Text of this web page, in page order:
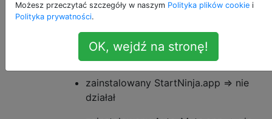
(Używam 13-calowego MacBooka Pro z
końca 2014 roku)
Wypróbowałem już kilka opcji tu i tam:
zainstalowany StartNinja.app => nie
działał
Możesz przeczytać szczegóły w naszym Polityka plików cookie i
Polityka prywatności.
OK, wejdź na stronę!